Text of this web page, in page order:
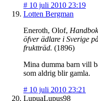
# 10 juli 2010 23:19
Lotten Bergman
Eneroth, Olof,
öfver ädlare i Sverige
fruktträd. (1896)
Mina dumma barn vill
som aldrig blir gamla.
# 10 juli 2010 23:21
LupuaLupus98